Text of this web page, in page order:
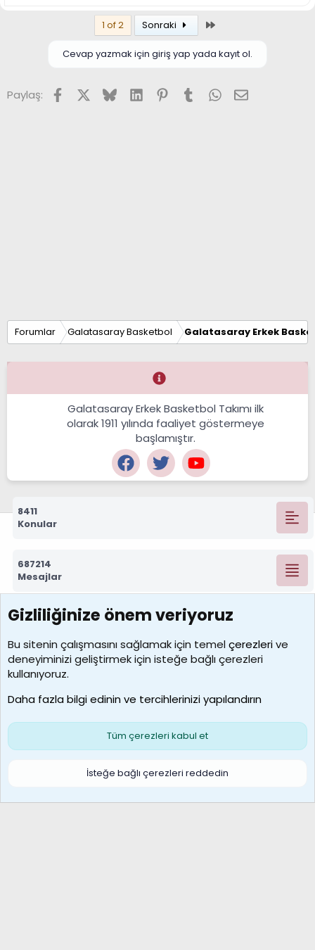
1 of 2 Sonraki
Cevap yazmak için giriş yap yada kayıt ol.
Paylaş: FacebookX (Twitter)
BlueskyLinkedInPinterest
TumblrWhatsApp
E-posta
Forumlar Galatasaray Basketbol Galatasaray Erkek
Galatasaray Erkek Basketbol Takımı ilk
olarak 1911 yılında faaliyet göstermeye
başlamıştır.
8411
Konular
687214
Mesajlar
7388
Kullanıcılar
borabekirogluu
Son üye
Çerezler
S
Gizliliğinize önem veriyoruz
Bu sitenin çalışmasını sağlamak için temelçerezlerive
deneyiminizi geliştirmek için isteğe bağlı çerezleri
kullanıyoruz.
Daha fazla bilgi edinin ve tercihlerinizi yapılandırın
Tüm çerezleri kabul et
İsteğe bağlı çerezleri reddedin